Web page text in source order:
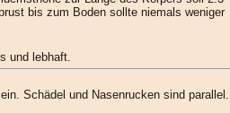
bis zum Boden sollte niemals weniger
und lebhaft.
Schädel und Nasenrucken sind parallel.